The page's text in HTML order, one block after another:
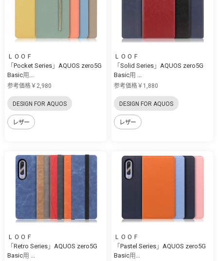
ＬＯＯＦ
「Pocket Series」AQUOS zero5G
Basic用...
参考価格￥2,980
DESIGN FOR AQUOS
レザー
ＬＯＯＦ
「Solid Series」AQUOS zero5G
Basic用 ...
参考価格￥1,880
DESIGN FOR AQUOS
レザー
ＬＯＯＦ
「Retro Series」AQUOS zero5G
Basic用 ...
ＬＯＯＦ
「Pastel Series」AQUOS zero5G
Basic用...